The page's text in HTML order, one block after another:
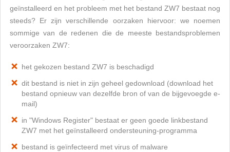
geïnstalleerd en het probleem met het bestand ZW7 bestaat nog
steeds? Er zijn verschillende oorzaken hiervoor: we noemen
sommige van de redenen die de meeste bestandsproblemen
veroorzaken ZW7:
het gekozen bestand ZW7 is beschadigd
dit bestand is niet in zijn geheel gedownload (download het
bestand opnieuw van dezelfde bron of van de bijgevoegde e-
mail)
in "Windows Register" bestaat er geen goede linkbestand
ZW7 met het geïnstalleerd ondersteuning-programma
bestand is geïnfecteerd met virus of malware